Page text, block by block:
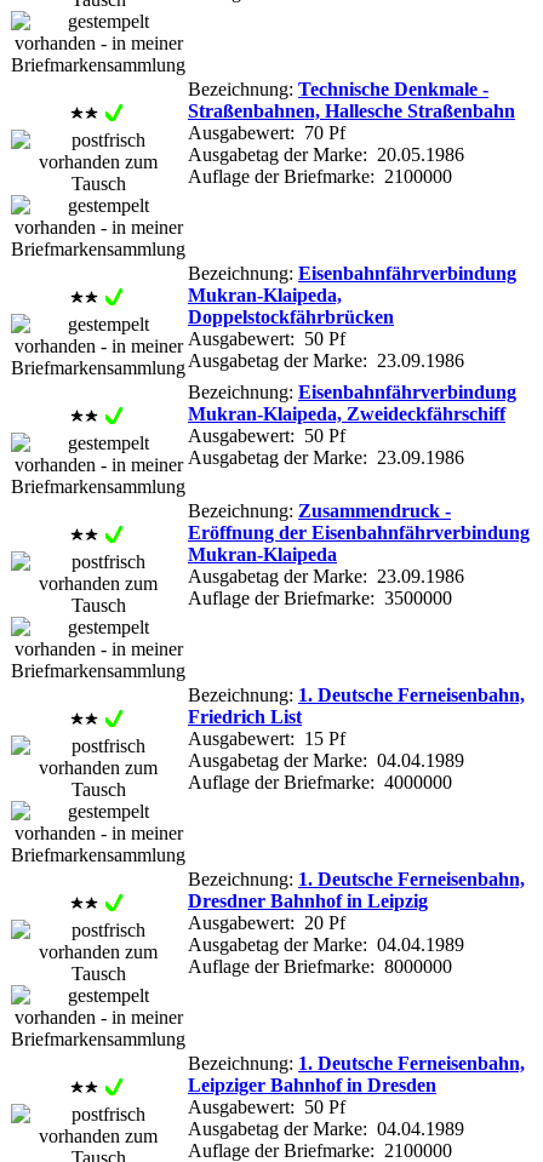
Bezeichnung: Technische Denkmale -
Straßenbahnen, Hallesche Straßenbahn
Ausgabewert: 70 Pf
Ausgabetag der Marke: 20.05.1986
Auflage der Briefmarke: 2100000
Bezeichnung: Eisenbahnfährverbindung
Mukran-Klaipeda,
Doppelstockfährbrücken
Ausgabewert: 50 Pf
Ausgabetag der Marke: 23.09.1986
Bezeichnung: Eisenbahnfährverbindung
Mukran-Klaipeda, Zweideckfährschiff
Ausgabewert: 50 Pf
Ausgabetag der Marke: 23.09.1986
Bezeichnung: Zusammendruck -
Eröffnung der Eisenbahnfährverbindung
Mukran-Klaipeda
Ausgabetag der Marke: 23.09.1986
Auflage der Briefmarke: 3500000
Bezeichnung: 1. Deutsche Ferneisenbahn,
Friedrich List
Ausgabewert: 15 Pf
Ausgabetag der Marke: 04.04.1989
Auflage der Briefmarke: 4000000
Bezeichnung: 1. Deutsche Ferneisenbahn,
Dresdner Bahnhof in Leipzig
Ausgabewert: 20 Pf
Ausgabetag der Marke: 04.04.1989
Auflage der Briefmarke: 8000000
Bezeichnung: 1. Deutsche Ferneisenbahn,
Leipziger Bahnhof in Dresden
Ausgabewert: 50 Pf
Ausgabetag der Marke: 04.04.1989
Auflage der Briefmarke: 2100000